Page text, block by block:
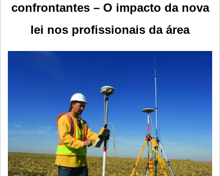
confrontantes – O impacto da nova
lei nos profissionais da área